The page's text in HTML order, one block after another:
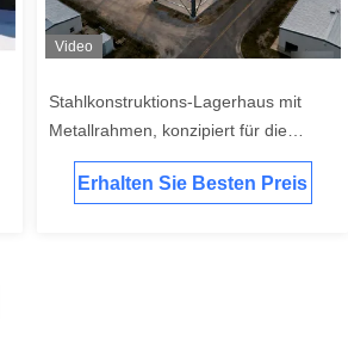
Video
Stahlkonstruktions-Lagerhaus mit
Metallrahmen, konzipiert für die
industrielle Lagerung mit hoher
Festigkeit und langer Lebensdauer
Erhalten Sie Besten Preis